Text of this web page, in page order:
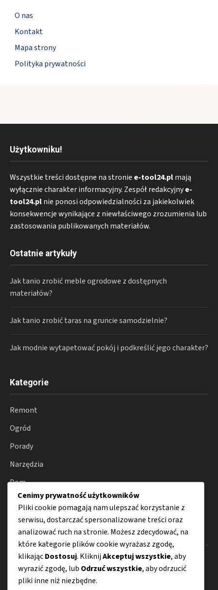
O nas
Kontakt
Mapa strony
Polityka prywatności
Użytkowniku!
Wszystkie treści dostępne na stronie e-tool24.plmają
wyłącznie charakter informacyjny. Zespół redakcyjnye-
tool24.plnie ponosi odpowiedzialności za jakiekolwiek
konsekwencje wynikające z niewłaściwego zrozumienia lub
zastosowania publikowanych materiałów.
Ostatnie artykuły
Jak tanio zrobić meble ogrodowe z dostępnych
materiałów?
Jak tanio zrobić taras na gruncie samodzielnie?
Jak modnie wytapetować pokój i podkreślić jego charakter?
Kategorie
Remont
Ogród
Porady
Narzędzia
Dom
Budowa
Menu
O nas
Kontakt
Cenimy prywatność użytkowników
Pliki cookie pomagają nam ulepszać korzystanie z
serwisu, dostarczać spersonalizowane treści oraz
analizować ruch na stronie. Możesz zdecydować, na
które kategorie plików cookie wyrażasz zgodę,
klikającDostosuj. KliknijAkceptuj wszystkie, aby
wyrazić zgodę, lub Odrzuć wszystkie, aby odrzucić
pliki inne niż niezbędne.